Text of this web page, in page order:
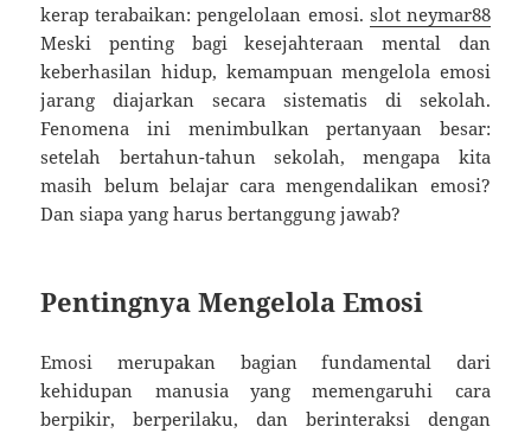
kerap terabaikan: pengelolaan emosi. slot neymar88
Meski penting bagi kesejahteraan mental dan
keberhasilan hidup, kemampuan mengelola emosi
jarang diajarkan secara sistematis di sekolah.
Fenomena ini menimbulkan pertanyaan besar:
setelah bertahun-tahun sekolah, mengapa kita
masih belum belajar cara mengendalikan emosi?
Dan siapa yang harus bertanggung jawab?
Pentingnya Mengelola Emosi
Emosi merupakan bagian fundamental dari
kehidupan manusia yang memengaruhi cara
berpikir, berperilaku, dan berinteraksi dengan